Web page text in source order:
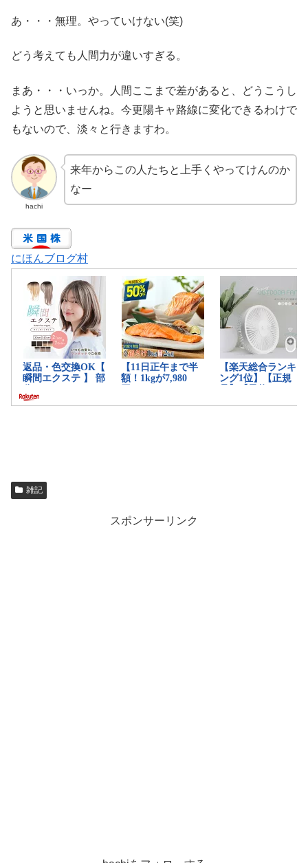
あ・・・無理。やっていけない(笑)
どう考えても人間力が違いすぎる。
まあ・・・いっか。人間ここまで差があると、どうこうし
ようと思いませんね。今更陽キャ路線に変化できるわけで
もないので、淡々と行きますわ。
hachi
来年からこの人たちと上手くやってけんのか
なー
にほんブログ村
雑記
スポンサーリンク